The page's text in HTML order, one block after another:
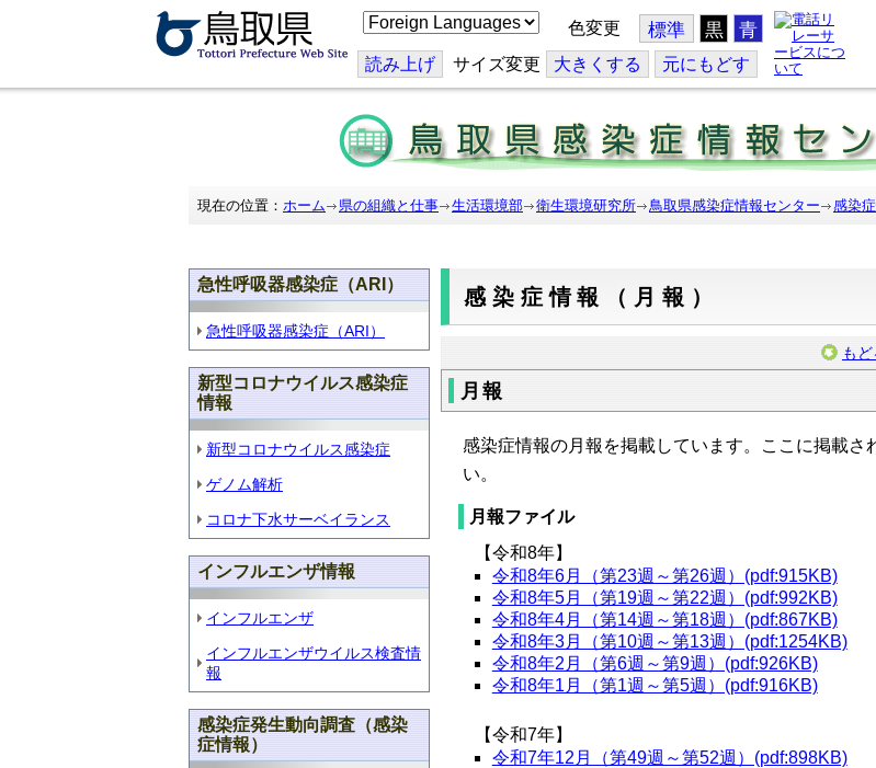
こ
の
ジ
を
翻
訳
す
る
色変更 標準 黒 青
読み上げ サイズ変更 大きくする 元にもどす
現在の位置： ホーム 県の組織と仕事 生活環境部 衛生環境研究所 鳥取県感染症情報センター 感染
急性呼吸器感染症（ARI）
急性呼吸器感染症（ARI）
新型コロナウイルス感染症
情報
新型コロナウイルス感染症
ゲノム解析
コロナ下水サーベイランス
インフルエンザ情報
インフルエンザ
インフルエンザウイルス検査情
報
感染症発生動向調査（感染
症情報）
感染症情報（月報）
もど
月報
感染症情報の月報を掲載しています。ここに掲載
い。
月報ファイル
【令和8年】
令和8年6月（第23週～第26週）(pdf:915KB)
令和8年5月（第19週～第22週）(pdf:992KB)
令和8年4月（第14週～第18週）(pdf:867KB)
令和8年3月（第10週～第13週）(pdf:1254KB)
令和8年2月（第6週～第9週）(pdf:926KB)
令和8年1月（第1週～第5週）(pdf:916KB)
【令和7年】
令和7年12月（第49週～第52週）(pdf:898KB)